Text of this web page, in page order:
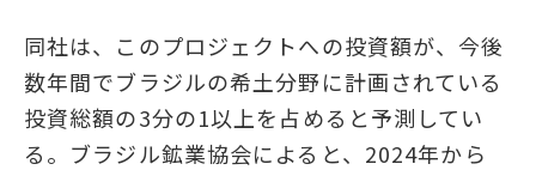
同社は、このプロジェクトへの投資額が、今後
数年間でブラジルの希土分野に計画されている
投資総額の3分の1以上を占めると予測してい
る。ブラジル鉱業協会によると、2024年から